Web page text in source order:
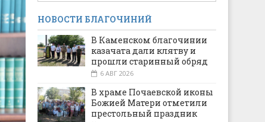
НОВОСТИ БЛАГОЧИНИЙ
В Каменском благочинии
казачата дали клятву и
прошли старинный обряд
6 АВГ 2026
В храме Почаевской иконы
Божией Матери отметили
престольный праздник